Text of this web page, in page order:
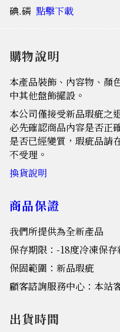
碘.磷 點擊下載
購物說明
本產品裝飾、內容物、顏
中其他盤飾擺設。
本公司僅接受新品瑕疵之
必先確認商品內容是否正
是否已經變質，瑕疵品請
不受理。
換貨說明
商品保證
我們所提供為全新產品
保存期限：-18度冷凍保存
保固範圍：新品瑕疵
顧客諮詢服務中心：本站
出貨時間